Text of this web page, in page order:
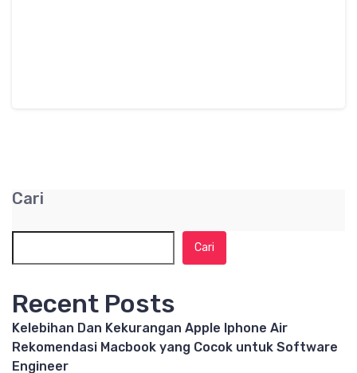
Cari
Cari
Recent Posts
Kelebihan Dan Kekurangan Apple Iphone Air
Rekomendasi Macbook yang Cocok untuk Software
Engineer